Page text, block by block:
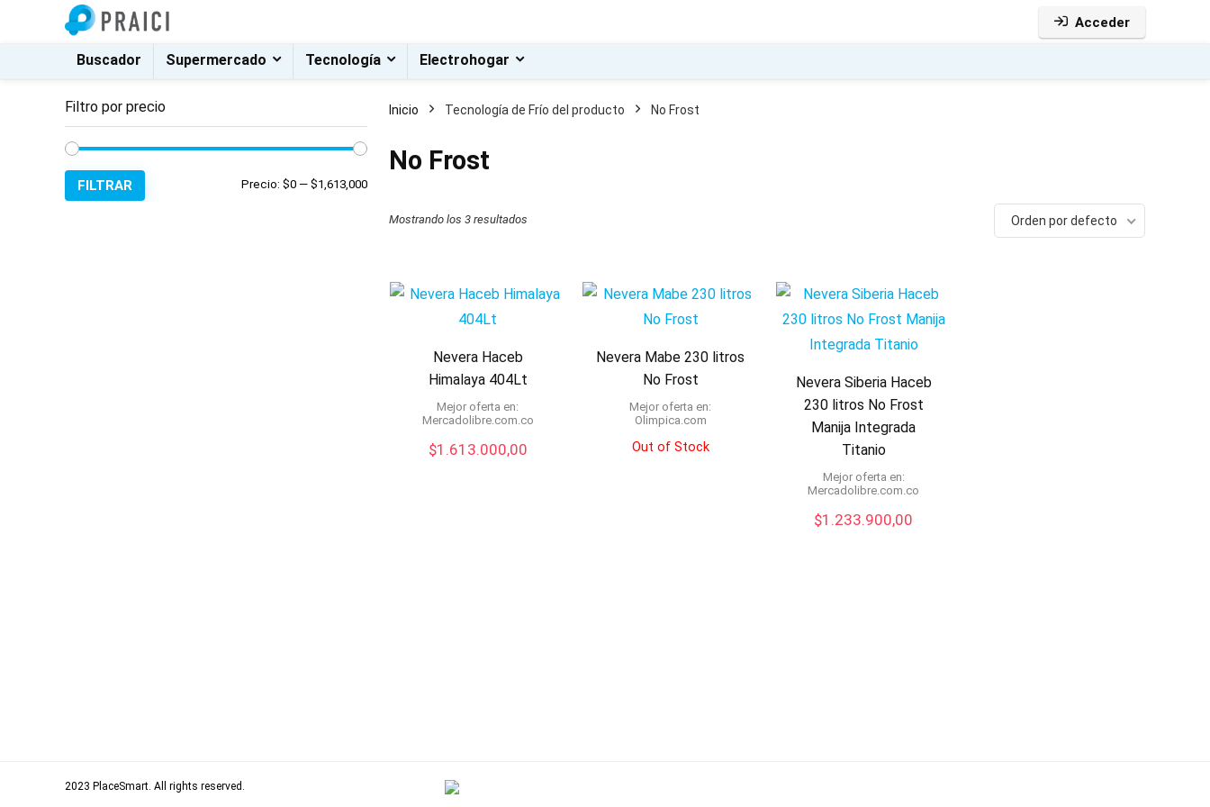
Acceder
Buscador Supermercado Tecnología Electrohogar
Filtro por precio
Precio
Precio
FILTRAR Precio: $0 — $1,613,000
Inicio Tecnología de Frío del producto No Frost
No Frost
Mostrando los 3 resultados Orden por defecto
Nevera Haceb
Himalaya 404Lt
Mejor oferta en:
mercadolibre.com.co
$1.613.000,00
Nevera Mabe 230 litros
No Frost
Mejor oferta en:
olimpica.com
Out of Stock
Nevera Siberia Haceb
230 litros No Frost
Manija Integrada
Titanio
Mejor oferta en:
mercadolibre.com.co
$1.233.900,00
2023 PlaceSmart. All rights reserved.